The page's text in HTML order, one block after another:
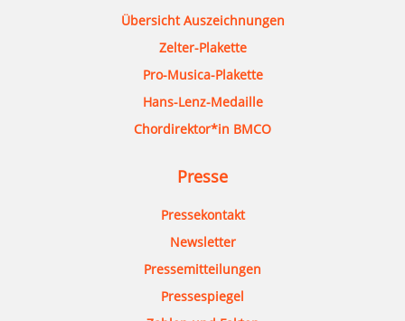
Übersicht Auszeichnungen
Zelter-Plakette
Pro-Musica-Plakette
Hans-Lenz-Medaille
Chordirektor*in BMCO
Presse
Pressekontakt
Newsletter
Pressemitteilungen
Pressespiegel